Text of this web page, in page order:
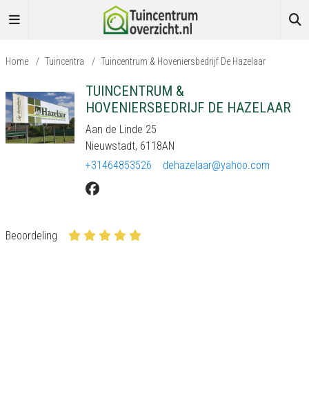
Home / Tuincentra / Tuincentrum & Hoveniersbedrijf De Hazelaar
TUINCENTRUM &
HOVENIERSBEDRIJF DE HAZELAAR
Aan de Linde 25
Nieuwstadt, 6118AN
+31464853526
dehazelaar@yahoo.com
Beoordeling